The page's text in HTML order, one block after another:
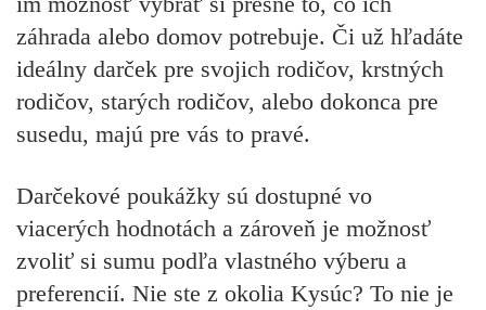
záhrada alebo domov potrebuje. Či už hľadáte
ideálny darček pre svojich rodičov, krstných
rodičov, starých rodičov, alebo dokonca pre
susedu, majú pre vás to pravé.
Darčekové poukážky sú dostupné vo
viacerých hodnotách a zároveň je možnosť
zvoliť si sumu podľa vlastného výberu a
preferencií. Nie ste z okolia Kysúc? To nie je